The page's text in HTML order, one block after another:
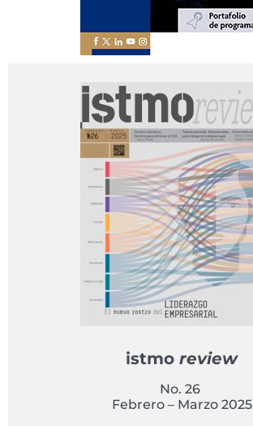
istmo review
No. 26
Febrero – Marzo 2025